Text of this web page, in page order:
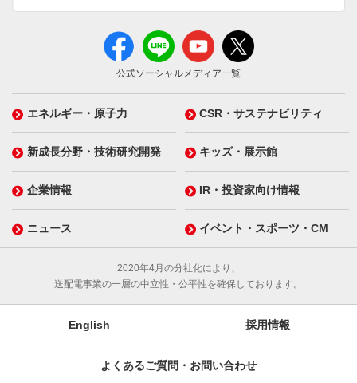
公式ソーシャルメディア一覧
エネルギー・原子力 CSR・サステナビリティ
新成長分野・技術研究開発 キッズ・展示館
企業情報 IR・投資家向け情報
ニュース イベント・スポーツ・CM
2020年4月の分社化により、
送配電事業の一層の中立性・公平性を確保しております。
English 採用情報
よくあるご質問・お問い合わせ